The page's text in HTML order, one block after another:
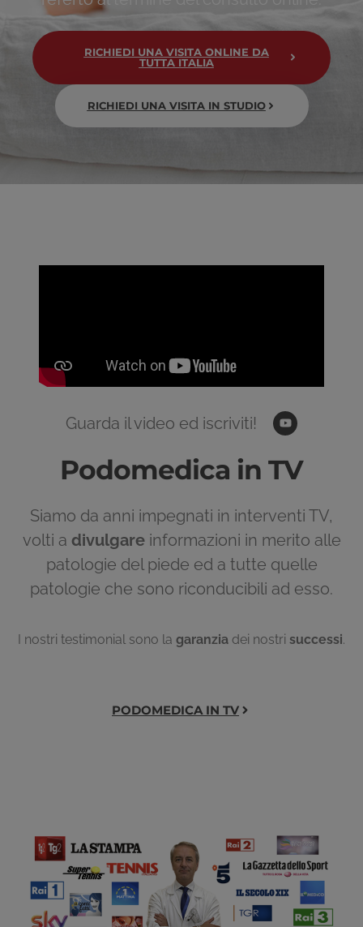
RICHIEDI UNA VISITA ONLINE DA
TUTTA ITALIA
RICHIEDI UNA VISITA IN STUDIO
Podomedica in TV
Siamo da anni impegnati in interventi TV,
volti a divulgareinformazioni in merito alle
patologie del piede ed a tutte quelle
patologie che sono riconducibili ad esso.
I nostri testimonial sono la garanzia dei nostri successi.
PODOMEDICA IN TV
Guarda il video ed iscriviti!